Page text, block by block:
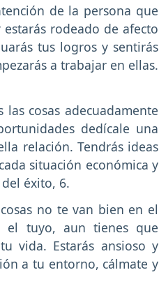
de la persona que
rodeado de afecto
tus logros y sentirás
a trabajar en ellas.
cosas adecuadamente
dedícale una
relación. Tendrás ideas
situación económica y
éxito, 6.
no te van bien en el
el tuyo, aun tienes que
vida. Estarás ansioso y
a tu entorno, cálmate y